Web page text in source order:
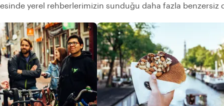
yerel rehberlerimizin sunduğu daha fazla benzersiz